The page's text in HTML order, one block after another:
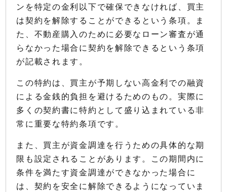
ンを特定の金利以下で確保できなければ、買主
は契約を解除することができるという条項。ま
た、不動産購入のために必要なローン審査が通
らなかった場合に契約を解除できるという条項
が記載されます。
この特約は、買主が予期しない高金利での融資
による金銭的負担を避けるためのもの。実際に
多くの契約書に特約として盛り込まれている非
常に重要な特約条項です。
また、買主が資金調達を行うための具体的な期
限も設定されることがあります。この期間内に
条件を満たす資金調達ができなかった場合に
は、契約を安全に解除できるようになっていま